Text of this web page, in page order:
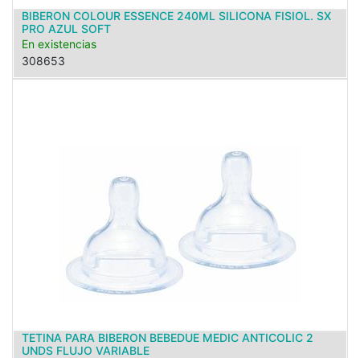
BIBERON COLOUR ESSENCE 240ML SILICONA FISIOL. SX
PRO AZUL SOFT
En existencias
308653
TETINA PARA BIBERON BEBEDUE MEDIC ANTICOLIC 2
UNDS FLUJO VARIABLE